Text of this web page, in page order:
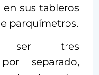
en sus tableros
parquímetros.
ser tres
separado,